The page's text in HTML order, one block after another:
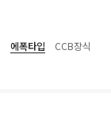
에폭타입
CCB장식